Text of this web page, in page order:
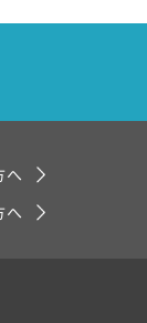
へ
へ